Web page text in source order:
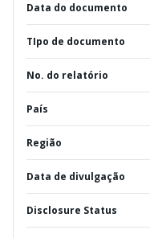
Data do documento
TIpo de documento
No. do relatório
País
Região
Data de divulgação
Disclosure Status